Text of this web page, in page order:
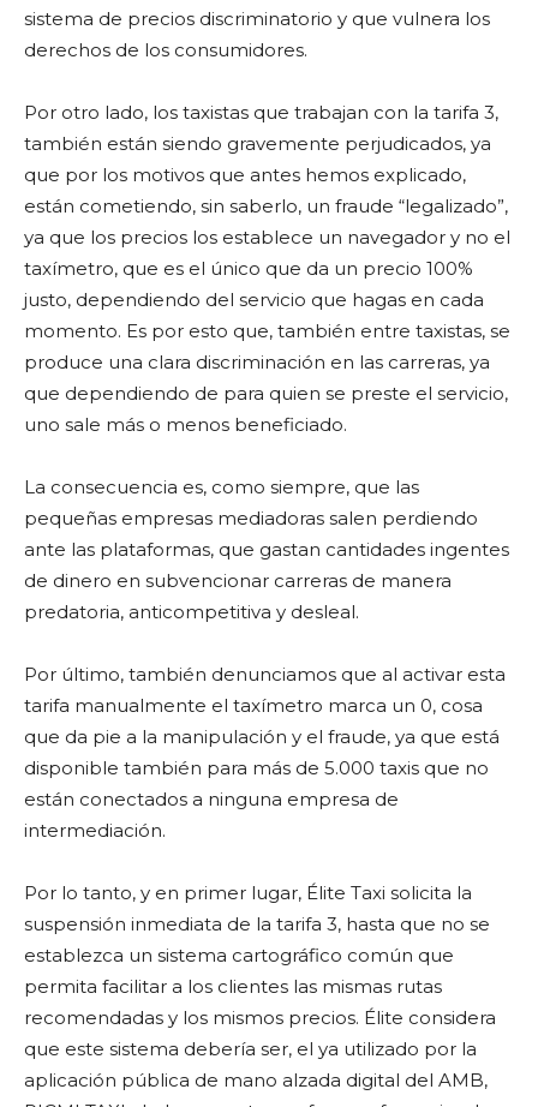
sistema de precios discriminatorio y que vulnera los
derechos de los consumidores.
Por otro lado, los taxistas que trabajan con la tarifa 3,
también están siendo gravemente perjudicados, ya
que por los motivos que antes hemos explicado,
están cometiendo, sin saberlo, un fraude “legalizado”,
ya que los precios los establece un navegador y no el
taxímetro, que es el único que da un precio 100%
justo, dependiendo del servicio que hagas en cada
momento. Es por esto que, también entre taxistas, se
produce una clara discriminación en las carreras, ya
que dependiendo de para quien se preste el servicio,
uno sale más o menos beneficiado.
La consecuencia es, como siempre, que las
pequeñas empresas mediadoras salen perdiendo
ante las plataformas, que gastan cantidades ingentes
de dinero en subvencionar carreras de manera
predatoria, anticompetitiva y desleal.
Por último, también denunciamos que al activar esta
tarifa manualmente el taxímetro marca un 0, cosa
que da pie a la manipulación y el fraude, ya que está
disponible también para más de 5.000 taxis que no
están conectados a ninguna empresa de
intermediación.
Por lo tanto, y en primer lugar, Élite Taxi solicita la
suspensión inmediata de la tarifa 3, hasta que no se
establezca un sistema cartográfico común que
permita facilitar a los clientes las mismas rutas
recomendadas y los mismos precios. Élite considera
que este sistema debería ser, el ya utilizado por la
aplicación pública de mano alzada digital del AMB,